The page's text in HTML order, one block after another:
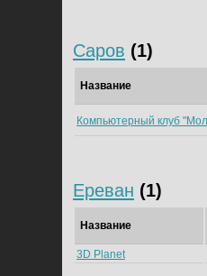
Саров (1)
Название
Компьютерный клуб
Ереван (1)
Название
3D Planet